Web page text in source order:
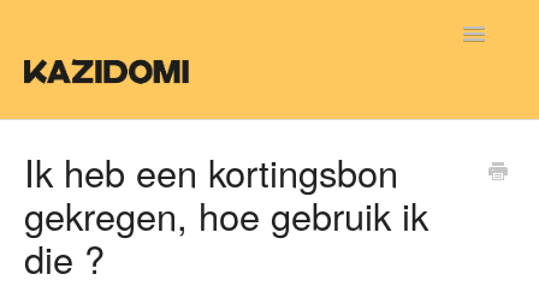
Toggle
Ik heb een kortingsbon
gekregen, hoe gebruik ik
die ?